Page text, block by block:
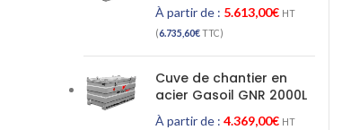
À partir de : 5.613,00€ HT
(6.735,60€TTC)
Cuve de chantier en
acier Gasoil GNR 2000L
À partir de : 4.369,00€ HT